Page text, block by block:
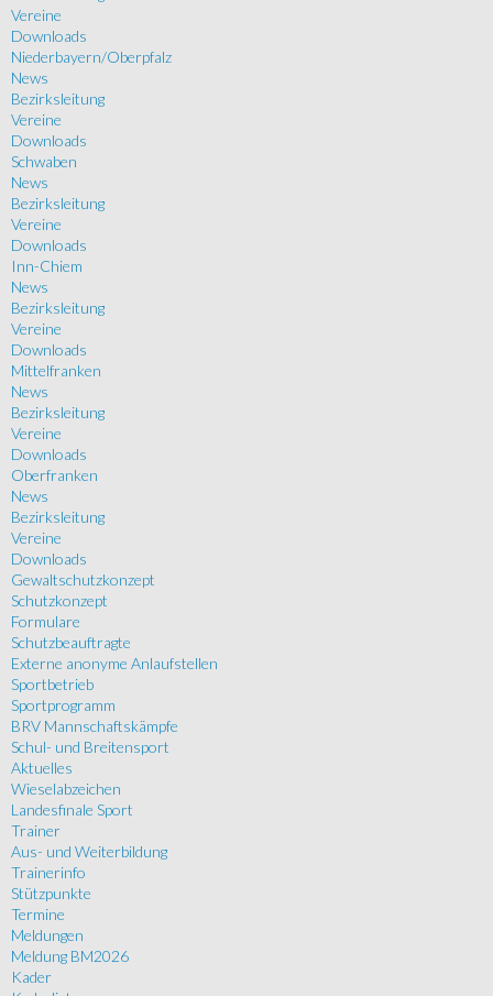
Vereine
Downloads
Niederbayern/Oberpfalz
News
Bezirksleitung
Vereine
Downloads
Schwaben
News
Bezirksleitung
Vereine
Downloads
Inn-Chiem
News
Bezirksleitung
Vereine
Downloads
Mittelfranken
News
Bezirksleitung
Vereine
Downloads
Oberfranken
News
Bezirksleitung
Vereine
Downloads
Gewaltschutzkonzept
Schutzkonzept
Formulare
Schutzbeauftragte
Externe anonyme Anlaufstellen
Sportbetrieb
Sportprogramm
BRV Mannschaftskämpfe
Schul- und Breitensport
Aktuelles
Wieselabzeichen
Landesfinale Sport
Trainer
Aus- und Weiterbildung
Trainerinfo
Stützpunkte
Termine
Meldungen
Meldung BM2026
Kader